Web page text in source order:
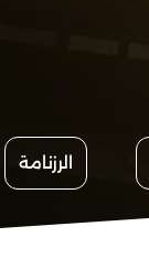
الرزنامة